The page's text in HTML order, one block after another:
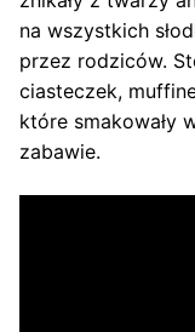
na wszystkich
przez rodziców.
ciasteczek,
które smakowały
zabawie.